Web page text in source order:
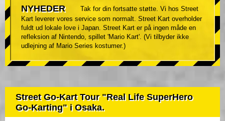
NYHEDER
Tak for din fortsatte støtte. Vi hos Street
Kart leverer vores service som normalt. Street Kart overholder
fuldt ud lokale love i Japan. Street Kart er på ingen måde en
refleksion af Nintendo, spillet 'Mario Kart'. (Vi tilbyder ikke
udlejning af Mario Series kostumer.)
Street Go-Kart Tour "Real Life SuperHero
Go-Karting" i Osaka.